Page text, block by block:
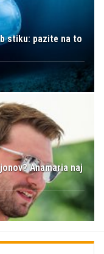
stiku: pazite na to
Anamaria naj